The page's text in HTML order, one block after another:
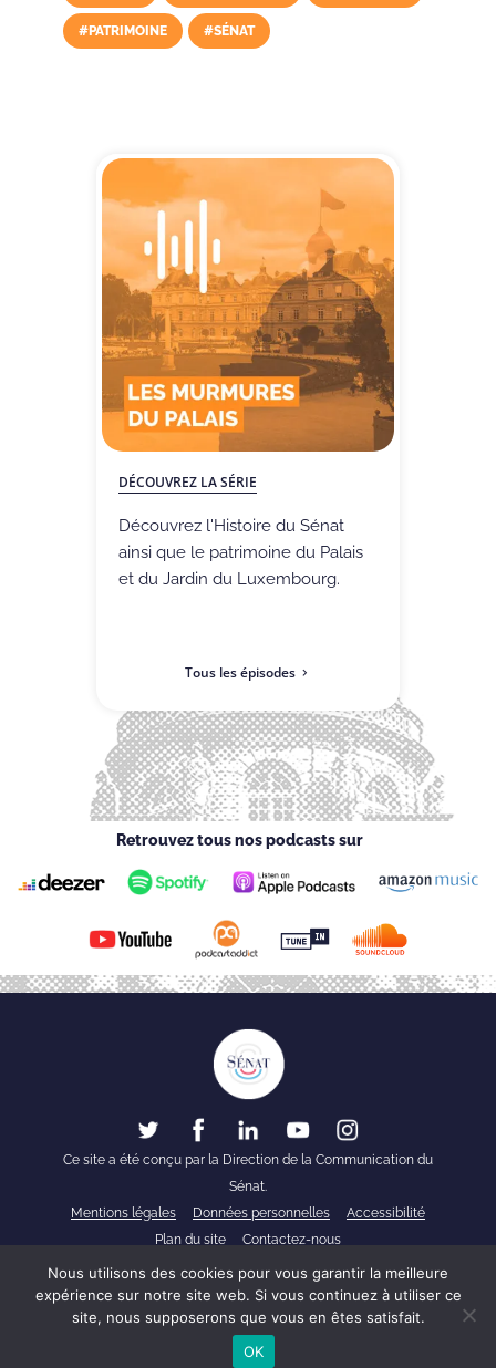
#PATRIMOINE #SÉNAT
DÉCOUVREZ LA SÉRIE
Découvrez l'Histoire du Sénat
ainsi que le patrimoine du Palais
et du Jardin du Luxembourg.
Tous les épisodes
Retrouvez tous nos podcasts sur
Ce site a été conçu par la Direction de la Communication du
Sénat.
Mentions légales
Données personnelles
Accessibilité
Plan du site
Contactez-nous
Découvrez les
podcasts de
Public Sénat
15 00:00 1x
Nous utilisons des cookies pour vous garantir la meilleure
expérience sur notre site web. Si vous continuez à utiliser ce
site, nous supposerons que vous en êtes satisfait.
OK